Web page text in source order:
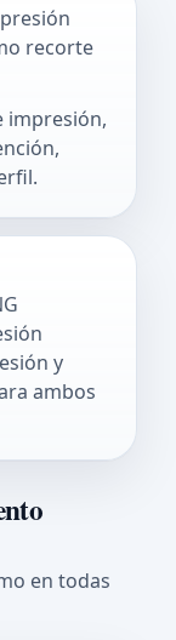
recorte
impresión,
y
ambos
en todas